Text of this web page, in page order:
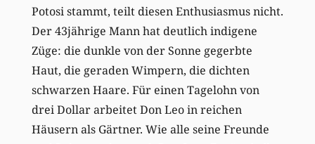
Potosi stammt, teilt diesen Enthusiasmus nicht.
Der 43jährige Mann hat deutlich indigene
Züge: die dunkle von der Sonne gegerbte
Haut, die geraden Wimpern, die dichten
schwarzen Haare. Für einen Tagelohn von
drei Dollar arbeitet Don Leo in reichen
Häusern als Gärtner. Wie alle seine Freunde